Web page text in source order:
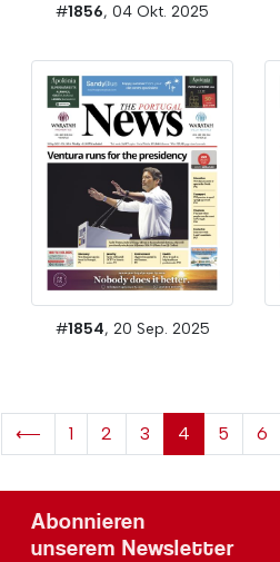
#1856, 04 Okt. 2025
#1854, 20 Sep. 2025
⟵ 1 2 3 4 5 6
Abonnieren
unserem Newsletter